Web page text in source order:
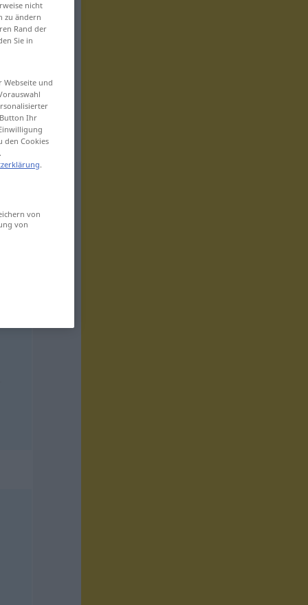
nicht
zu ändern
Rand der
Sie in
und
Ihr
den Cookies
.
von
von